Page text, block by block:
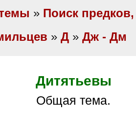
» Поиск
» Д » Дж - Дм
Дитятьевы
Общая тема.